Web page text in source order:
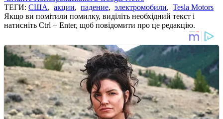
ТЕГИ: США, акции, падение, электромобили, Tesla Motors
Якщо ви помітили помилку, виділіть необхідний текст і
натисніть Ctrl + Enter, щоб повідомити про це редакцію.